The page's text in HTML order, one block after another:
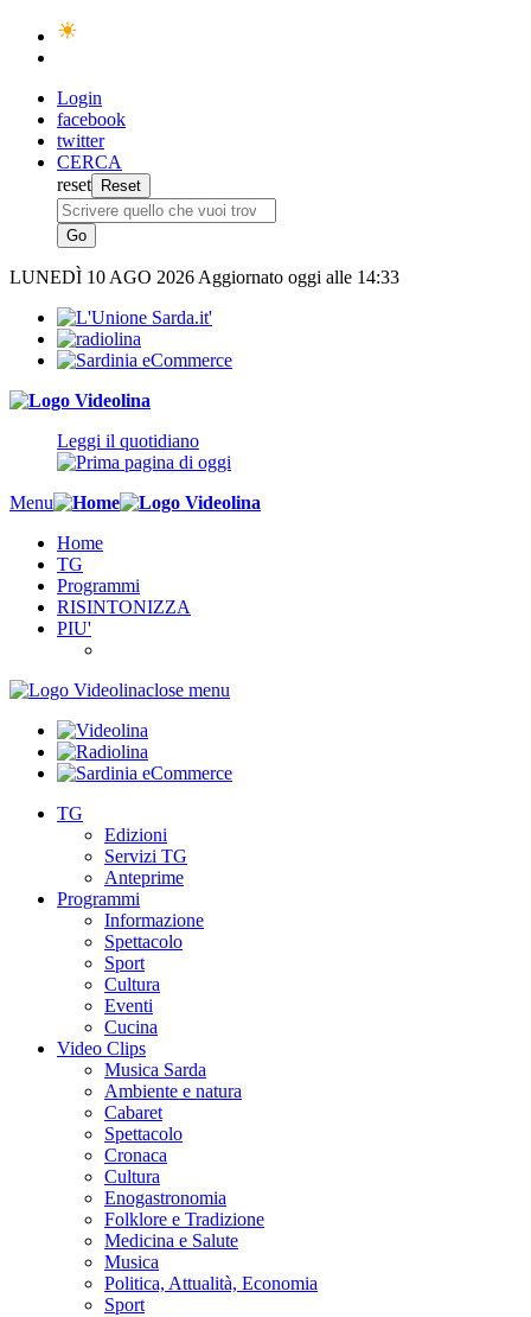
Login
facebook
twitter
CERCA
reset
LUNEDÌ 10 AGO 2026 Aggiornato oggi alle 14:33
Leggi il quotidiano
Menu
Home
TG
Programmi
RISINTONIZZA
PIU'
close menu
TG
Edizioni
Servizi TG
Anteprime
Programmi
Informazione
Spettacolo
Sport
Cultura
Eventi
Cucina
Video Clips
Musica Sarda
Ambiente e natura
Cabaret
Spettacolo
Cronaca
Cultura
Enogastronomia
Folklore e Tradizione
Medicina e Salute
Musica
Politica, Attualità, Economia
Sport